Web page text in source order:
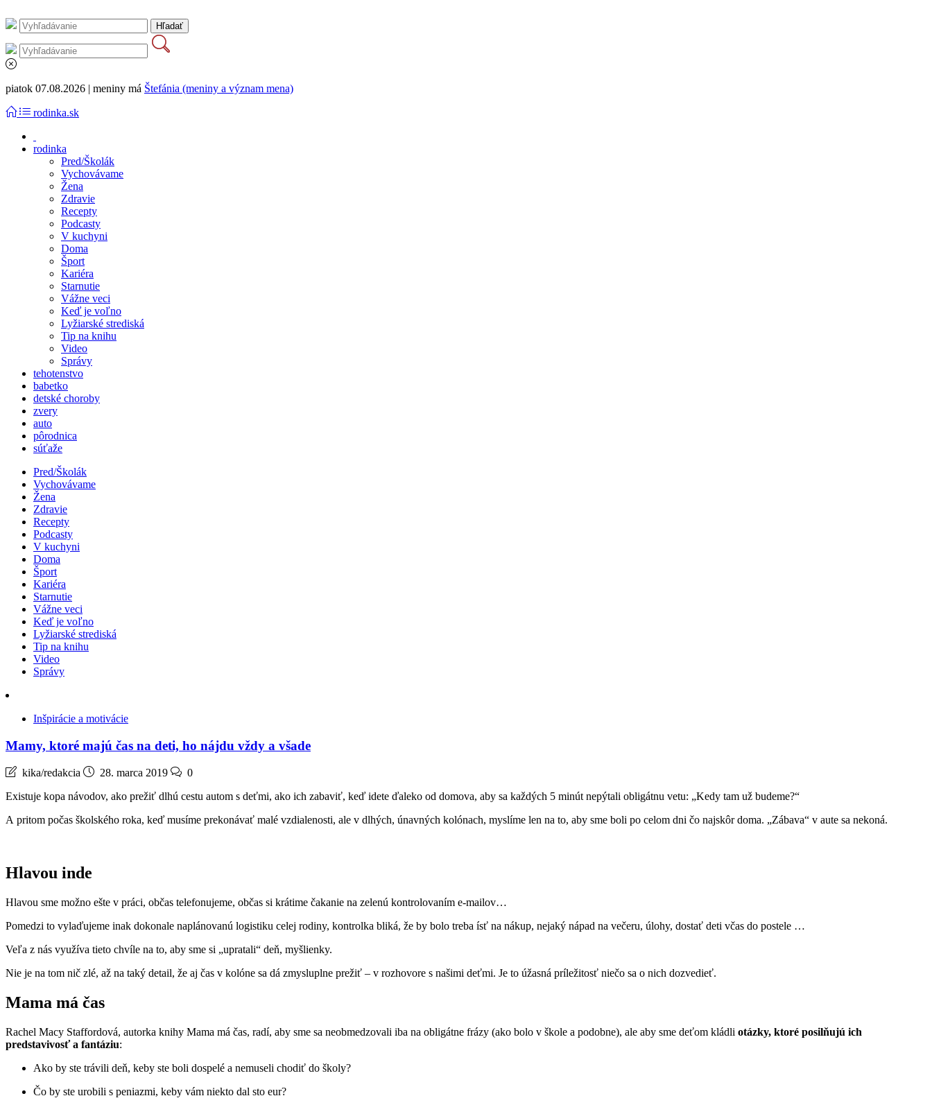
piatok 07.08.2026 | meniny má Štefánia (meniny a význam mena)
rodinka.sk
rodinka
Pred/Školák
Vychovávame
Žena
Zdravie
Recepty
Podcasty
V kuchyni
Doma
Šport
Kariéra
Starnutie
Vážne veci
Keď je voľno
Lyžiarské strediská
Tip na knihu
Video
Správy
tehotenstvo
babetko
detské choroby
zvery
auto
pôrodnica
súťaže
Pred/Školák
Vychovávame
Žena
Zdravie
Recepty
Podcasty
V kuchyni
Doma
Šport
Kariéra
Starnutie
Vážne veci
Keď je voľno
Lyžiarské strediská
Tip na knihu
Video
Správy
Inšpirácie a motivácie
Mamy, ktoré majú čas na deti, ho nájdu vždy a všade
kika/redakcia 28. marca 2019
0
Existuje kopa návodov, ako prežiť dlhú cestu autom s deťmi, ako ich zabaviť, keď idete ďaleko od domova, aby sa každých 5 minút nepýtali obligátnu vetu: „Kedy tam už budeme?“
A pritom počas školského roka, keď musíme prekonávať malé vzdialenosti, ale v dlhých, únavných kolónach, myslíme len na to, aby sme boli po celom dni čo najskôr doma. „Zábava“ v aute sa nekoná.
Hlavou inde
Hlavou sme možno ešte v práci, občas telefonujeme, občas si krátime čakanie na zelenú kontrolovaním e-mailov…
Pomedzi to vylaďujeme inak dokonale naplánovanú logistiku celej rodiny, kontrolka bliká, že by bolo treba ísť na nákup, nejaký nápad na večeru, úlohy, dostať deti včas do postele …
Veľa z nás využíva tieto chvíle na to, aby sme si „upratali“ deň, myšlienky.
Nie je na tom nič zlé, až na taký detail, že aj čas v kolóne sa dá zmysluplne prežiť – v rozhovore s našimi deťmi. Je to úžasná príležitosť niečo sa o nich dozvedieť.
Mama má čas
Rachel Macy Staffordová, autorka knihy Mama má čas, radí, aby sme sa neobmedzovali iba na obligátne frázy (ako bolo v škole a podobne), ale aby sme deťom kládli otázky, ktoré posilňujú ich
predstavivosť a fantáziu:
Ako by ste trávili deň, keby ste boli dospelé a nemuseli chodiť do školy?
Čo by ste urobili s peniazmi, keby vám niekto dal sto eur?